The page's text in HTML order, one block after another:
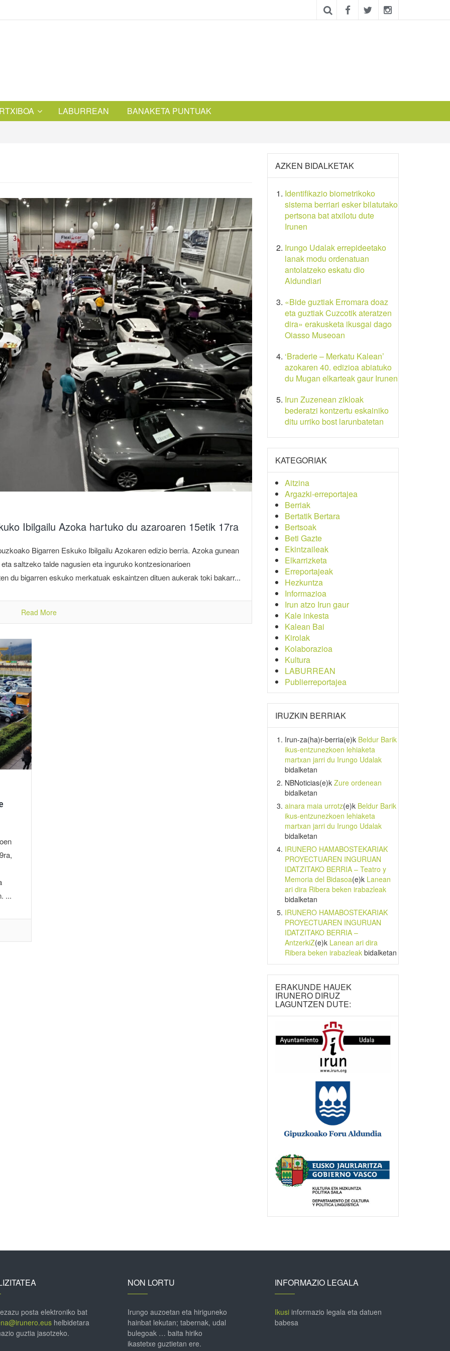
LABURREAN BANAKETA PUNTUAK
Ibilgailu Azoka hartuko du azaroaren 15etik 17ra
Bigarren Eskuko Ibilgailu Azokaren edizio berria. Azoka gunean
saltzeko talde nagusien eta inguruko kontzesionarioen
du bigarren eskuko merkatuak eskaintzen dituen aukerak toki bakarr...
Read More
...
AZKEN BIDALKETAK
Identifikazio biometrikoko
sistema berriari esker bilatutako
pertsona bat atxilotu dute
Irunen
Irungo Udalak errepideetako
lanak modu ordenatuan
antolatzeko eskatu dio
Aldundiari
«Bide guztiak Erromara doaz
eta guztiak Cuzcotik ateratzen
dira» erakusketa ikusgai dago
Oiasso Museoan
‘Braderie – Merkatu Kalean’
azokaren 40. edizioa abiatuko
du Mugan elkarteak gaur Irunen
Irun Zuzenean zikloak
bederatzi kontzertu eskainiko
ditu urriko bost larunbatetan
KATEGORIAK
Aitzina
Argazki-erreportajea
Berriak
Bertatik Bertara
Bertsoak
Beti Gazte
Ekintzaileak
Elkarrizketa
Erreportajeak
Hezkuntza
Informazioa
Irun atzo Irun gaur
Kale inkesta
Kalean Bai
Kirolak
Kolaborazioa
Kultura
LABURREAN
Publierreportajea
IRUZKIN BERRIAK
Irun-za(ha)r-berria(e)k Beldur Barik
ikus-entzunezkoen lehiaketa
martxan jarri du Irungo Udalak
bidalketan
NBNoticias(e)k Zure ordenean
bidalketan
ainara maia urrotz(e)k Beldur Barik
ikus-entzunezkoen lehiaketa
martxan jarri du Irungo Udalak
bidalketan
IRUNERO HAMABOSTEKARIAK
PROYECTUAREN INGURUAN
IDATZITAKO BERRIA – Teatro y
Memoria del Bidasoa(e)k Lanean
ari dira Ribera beken irabazleak
bidalketan
IRUNERO HAMABOSTEKARIAK
PROYECTUAREN INGURUAN
IDATZITAKO BERRIA –
AntzerkiZ(e)k Lanean ari dira
Ribera beken irabazleakbidalketan
ERAKUNDE HAUEK
IRUNERO DIRUZ
LAGUNTZEN DUTE:
posta elektroniko bat
helbidetara
guztia jasotzeko.
NON LORTU
Irungo auzoetan eta hiriguneko
hainbat lekutan; tabernak, udal
bulegoak … baita hiriko
ikastetxe guztietan ere.
INFORMAZIO LEGALA
Ikusiinformazio legala eta datuen
babesa